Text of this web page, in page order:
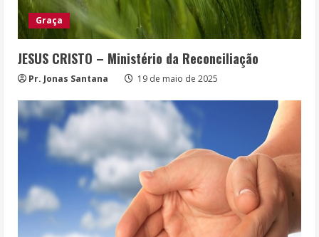
Graça
JESUS CRISTO – Ministério da Reconciliação
Pr. Jonas Santana 19 de maio de 2025